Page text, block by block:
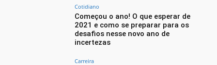
Cotidiano
Começou o ano! O que esperar de
2021 e como se preparar para os
desafios nesse novo ano de
incertezas
Carreira